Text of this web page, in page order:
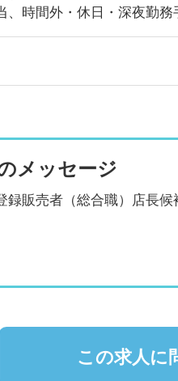
、時間外・休日・深夜勤務
メッセージ
録販売者（総合職）店長候
この求人に